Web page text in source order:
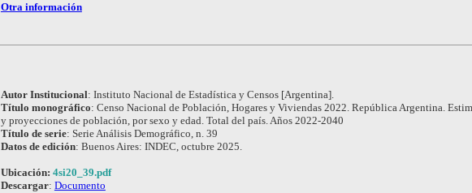
Otra información
Autor Institucional: Instituto Nacional de Estadística y Censos [Argentina].
Título monográfico: Censo Nacional de Población, Hogares y Viviendas 2022. República Argentina.
y proyecciones de población, por sexo y edad. Total del país. Años 2022-2040
Título de serie: Serie Análisis Demográfico, n. 39
Datos de edición: Buenos Aires: INDEC, octubre 2025.
Ubicación: 4si20_39.pdf
Descargar: Documento